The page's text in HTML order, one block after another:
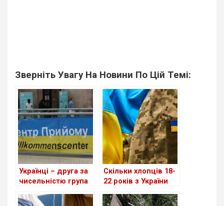
Зверніть Увагу На Новини По Цій Темі:
Українці – друга за
чисельністю група
Скільки хлопців 18-
22 років з України
Німеччини?